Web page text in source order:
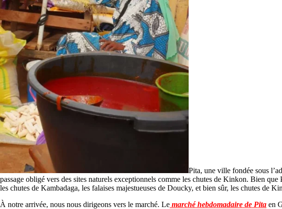
Pita, une ville fondée sous
passage obligé vers des sites naturels exceptionnels comme les chutes de Kinkon. Bien
les chutes de Kambadaga, les falaises majestueuses de Doucky, et bien sûr, les chutes de
À notre arrivée, nous nous dirigeons vers le marché. Le marché hebdomadaire de Pita en